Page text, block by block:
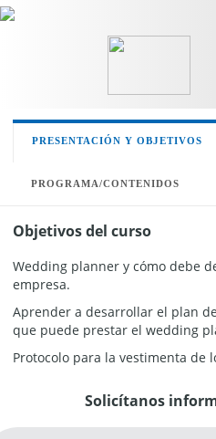
PRESENTACIÓN Y OBJETIVOS
PROGRAMA/CONTENIDOS
Objetivos del curso
Wedding planner y cómo debe
empresa.
Aprender a desarrollar el plan
que puede prestar el wedding
Protocolo para la vestimenta de
Solicítanos